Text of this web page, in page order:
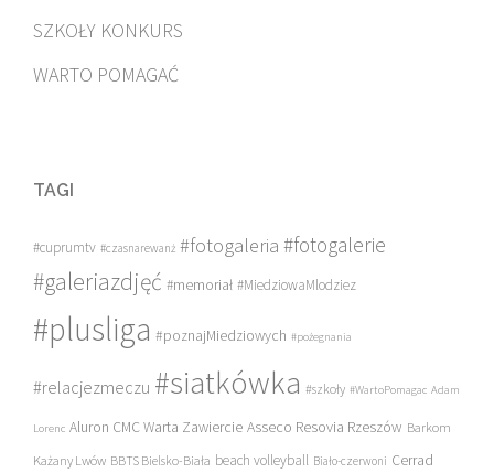
SZKOŁY KONKURS
WARTO POMAGAĆ
TAGI
#cuprumtv #czasnarewanż #fotogaleria #fotogalerie
#galeriazdjęć #memoriał #MiedziowaMlodziez
#plusliga #poznajMiedziowych #pożegnania
#relacjezmeczu #siatkówka #szkoły #WartoPomagac Adam
Lorenc Aluron CMC Warta Zawiercie Asseco Resovia Rzeszów Barkom
Każany Lwów BBTS Bielsko-Biała beach volleyball Biało-czerwoni Cerrad